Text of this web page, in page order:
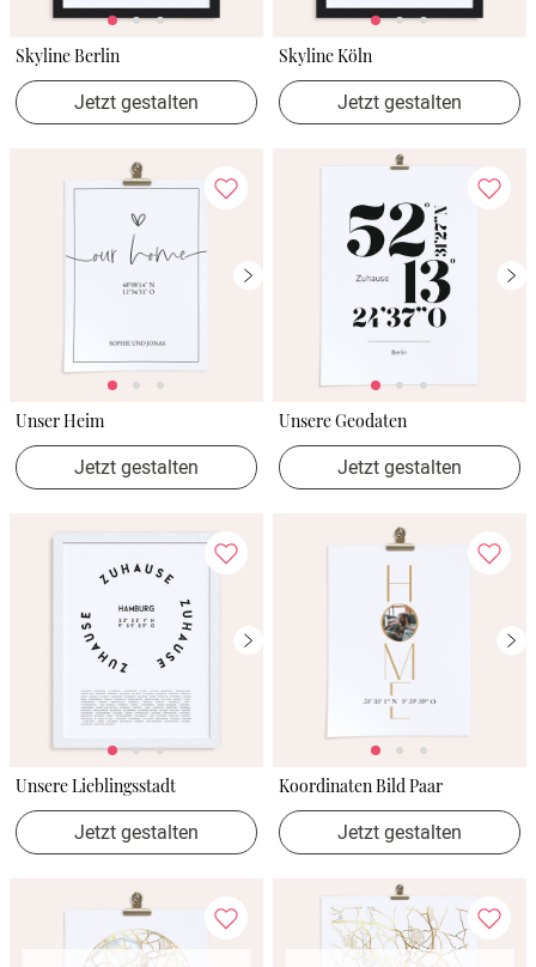
Skyline Berlin
Jetzt gestalten
Skyline Köln
Jetzt gestalten
Unser Heim
Jetzt gestalten
Unsere Geodaten
Jetzt gestalten
Unsere Lieblingsstadt
Jetzt gestalten
Koordinaten Bild Paar
Jetzt gestalten